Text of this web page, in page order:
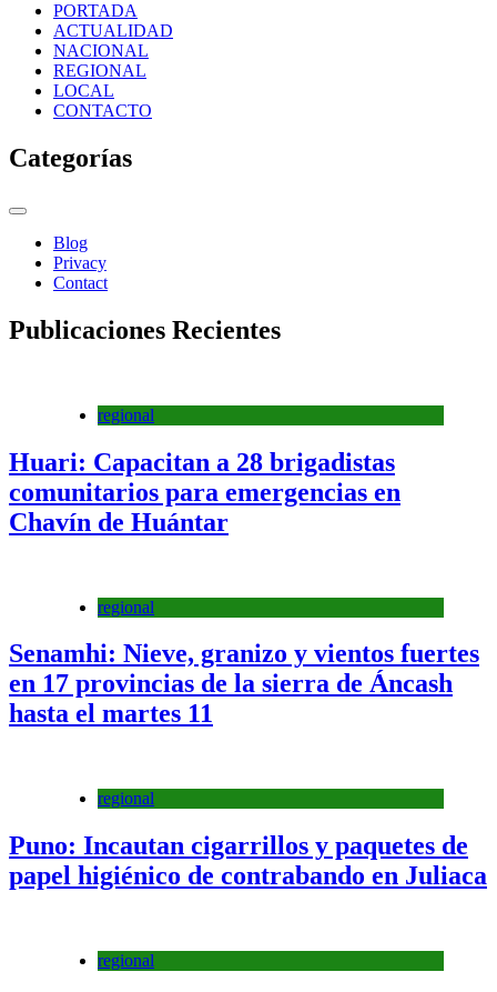
PORTADA
ACTUALIDAD
NACIONAL
REGIONAL
LOCAL
CONTACTO
Categorías
Blog
Privacy
Contact
Publicaciones Recientes
regional
Huari: Capacitan a 28 brigadistas
comunitarios para emergencias en
Chavín de Huántar
regional
Senamhi: Nieve, granizo y vientos fuertes
en 17 provincias de la sierra de Áncash
hasta el martes 11
regional
Puno: Incautan cigarrillos y paquetes de
papel higiénico de contrabando en Juliaca
regional